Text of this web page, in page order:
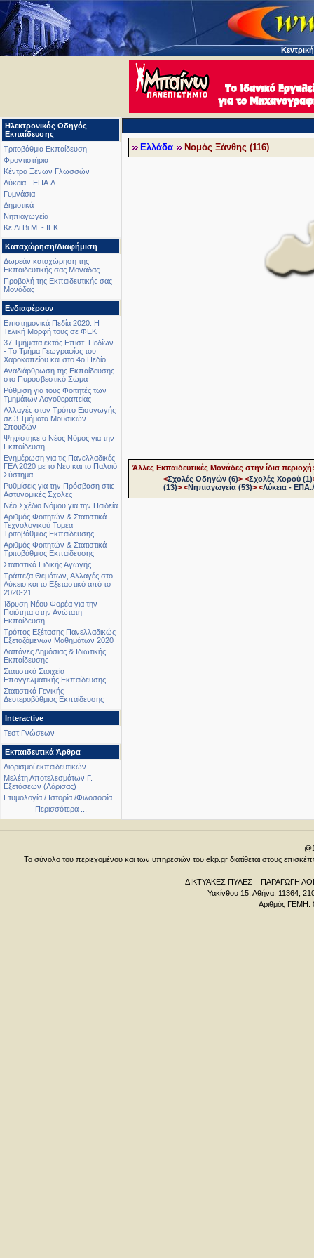
Ηλεκτρονικός Οδηγός
Εκπαίδευσης
Τριτοβάθμια Εκπαίδευση
Φροντιστήρια
Κέντρα Ξένων Γλωσσών
Λύκεια - ΕΠΑ.Λ.
Γυμνάσια
Δημοτικά
Νηπιαγωγεία
Κε.Δι.Βι.Μ. - ΙΕΚ
Καταχώρηση/Διαφήμιση
Δωρεάν καταχώρηση της
Εκπαιδευτικής σας Μονάδας
Προβολή της Εκπαιδευτικής σας
Μονάδας
Ενδιαφέρουν
Επιστημονικά Πεδία 2020: Η
Τελική Μορφή τους σε ΦΕΚ
37 Τμήματα εκτός Επιστ. Πεδίων
- Το Τμήμα Γεωγραφίας του
Χαροκοπείου και στο 4ο Πεδίο
Αναδιάρθρωση της Εκπαίδευσης
στο Πυροσβεστικό Σώμα
Ρύθμιση για τους Φοιτητές των
Τμημάτων Λογοθεραπείας
Αλλαγές στον Τρόπο Εισαγωγής
σε 3 Τμήματα Μουσικών
Σπουδών
Ψηφίστηκε ο Νέος Νόμος για την
Εκπαίδευση
Ενημέρωση για τις Πανελλαδικές
ΓΕΛ 2020 με το Νέο και το Παλαιό
Σύστημα
Ρυθμίσεις για την Πρόσβαση στις
Αστυνομικές Σχολές
Νέο Σχέδιο Νόμου για την Παιδεία
Αριθμός Φοιτητών & Στατιστικά
Τεχνολογικού Τομέα
Τριτοβάθμιας Εκπαίδευσης
Αριθμός Φοιτητών & Στατιστικά
Τριτοβάθμιας Εκπαίδευσης
Στατιστικά Ειδικής Αγωγής
Τράπεζα Θεμάτων, Αλλαγές στο
Λύκειο και το Εξεταστικό από το
2020-21
Ίδρυση Νέου Φορέα για την
Ποιότητα στην Ανώτατη
Εκπαίδευση
Τρόπος Εξέτασης Πανελλαδικώς
Εξεταζόμενων Μαθημάτων 2020
Δαπάνες Δημόσιας & Ιδιωτικής
Εκπαίδευσης
Στατιστικά Στοιχεία
Επαγγελματικής Εκπαίδευσης
Στατιστικά Γενικής
Δευτεροβάθμιας Εκπαίδευσης
Interactive
Τεστ Γνώσεων
Εκπαιδευτικά Άρθρα
Διορισμοί εκπαιδευτικών
Μελέτη Αποτελεσμάτων Γ.
Εξετάσεων (Λάρισας)
Ετυμολογία / Ιστορία /Φιλοσοφία
Περισσότερα ...
Ελλάδα Νομός Ξάνθης (116)
Άλλες Εκπαιδευτικές Μονάδες στην ίδια περιοχή:
<Σχολές Οδηγών (6)> <Σχολές Χορού (1)
(13)> <Νηπιαγωγεία (53)> <Λύκεια -
Το σύνολο του περιεχομένου και των υπηρεσιών του ekp.gr διατίθεται στους
ΔΙΚΤΥΑΚΕΣ ΠΥΛΕΣ – ΠΑΡΑΓΩΓΗ
Υακίνθου 15, Αθήνα, 11364,
Αριθμός ΓΕΜΗ: